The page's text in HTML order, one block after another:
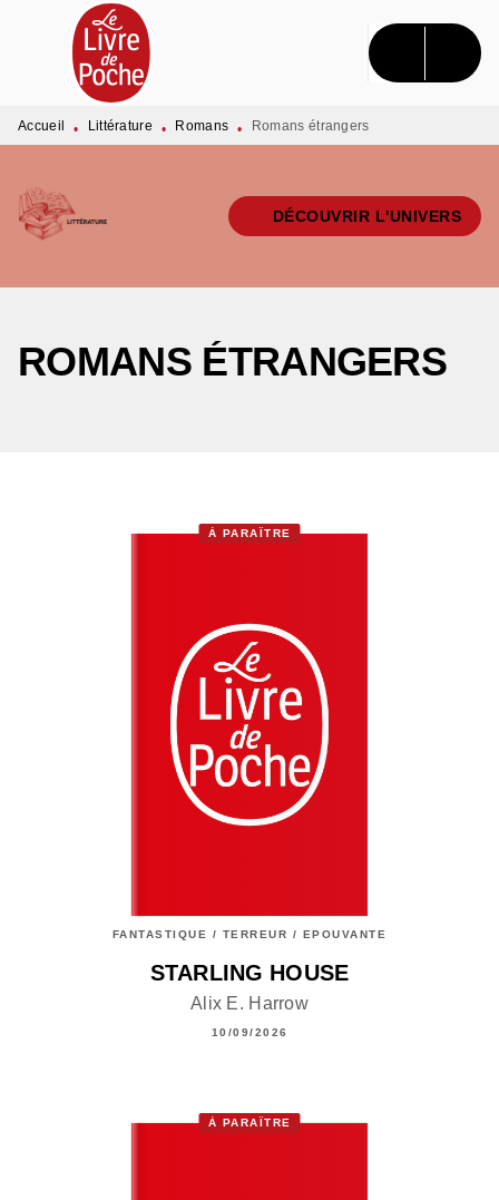
MENU RECHERCHE CONTENU
PIED DE PAGE
Accueil • Littérature • Romans • Romans étrangers
DÉCOUVRIR L'UNIVERS
ROMANS ÉTRANGERS
À PARAÎTRE
FANTASTIQUE / TERREUR / EPOUVANTE
STARLING HOUSE
Alix E. Harrow
10/09/2026
À PARAÎTRE